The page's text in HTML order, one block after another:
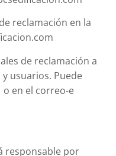
reclamación en la
de reclamación a
usuarios. Puede
en el correo-e
responsable por